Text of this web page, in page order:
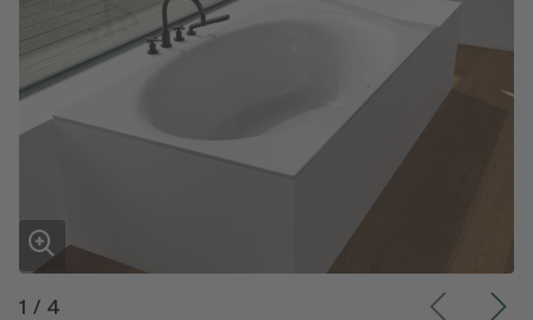
1 / 4